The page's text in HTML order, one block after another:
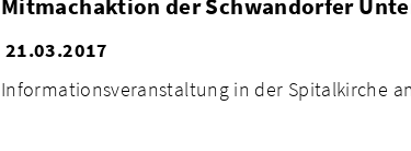
Mitmachaktion der Schwandorfer
21.03.2017
Informationsveranstaltung in der Spitalkirche